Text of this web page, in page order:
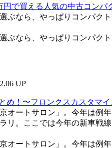
円で買える人気の中古コンパ
ぶなら、やっぱりコンパク
ぶなら、やっぱりコンパク
UP
め！〜フロンクスカスタマ
オートサロン」。今年は例
リ。ここでは今年の新車戦
オートサロン」。今年は例